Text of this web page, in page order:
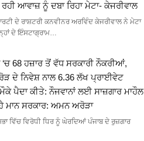
ਆਵਾਜ਼ ਨੂੰ ਦਬਾ ਰਿਹਾ ਮੇਟਾ- ਕੇਜਰੀਵਾਲ
ਦੇ ਰਾਸ਼ਟਰੀ ਕਨਵੀਨਰ ਅਰਵਿੰਦ ਕੇਜਰੀਵਾਲ ਨੇ ਮੇਟਾ
ਦੇ ਇੰਸਟਾਗ੍ਰਾਮ…
‘ਚ 68 ਹਜ਼ਾਰ ਤੋਂ ਵੱਧ ਸਰਕਾਰੀ ਨੌਕਰੀਆਂ,
ਦੇ ਨਿਵੇਸ਼ ਨਾਲ 6.36 ਲੱਖ ਪ੍ਰਾਈਵੇਟ
ਪੈਦਾ ਕੀਤੇ: ਨੌਜਵਾਨਾਂ ਲਈ ਸਾਜ਼ਗਾਰ ਮਾਹੌਲ
ਮਾਨ ਸਰਕਾਰ: ਅਮਨ ਅਰੋੜਾ
ਵਿੱਚ ਵਿਰੋਧੀ ਧਿਰ ਨੂੰ ਘੇਰਦਿਆਂ ਪੰਜਾਬ ਦੇ ਰੁਜ਼ਗਾਰ